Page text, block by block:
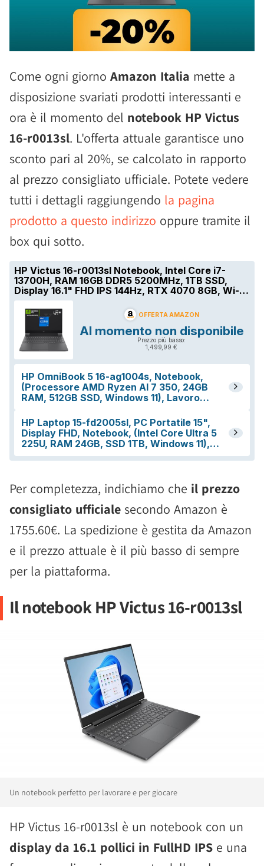
Come ogni giorno Amazon Italia mette a
disposizione svariati prodotti interessanti e
ora è il momento del notebook HP Victus
16-r0013sl. L'offerta attuale garantisce uno
sconto pari al 20%, se calcolato in rapporto
al prezzo consigliato ufficiale. Potete vedere
tutti i dettagli raggiungendo la pagina
prodotto a questo indirizzo oppure tramite il
box qui sotto.
Per completezza, indichiamo che il prezzo
consigliato ufficiale secondo Amazon è
1755.60€. La spedizione è gestita da Amazon
e il prezzo attuale è il più basso di sempre
per la piattaforma.
Il notebook HP Victus 16-r0013sl
Un notebook perfetto per lavorare e per giocare
HP Victus 16-r0013sl è un notebook con un
display da 16.1 pollici in FullHD IPS e una